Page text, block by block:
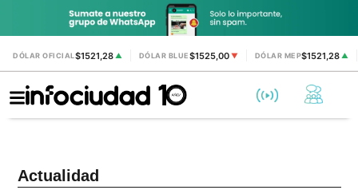
DÓLAR OFICIAL$1521,28 ▲ DÓLAR BLUE$1525,00 ▼ DÓLAR MEP$1521,28▲
Actualidad